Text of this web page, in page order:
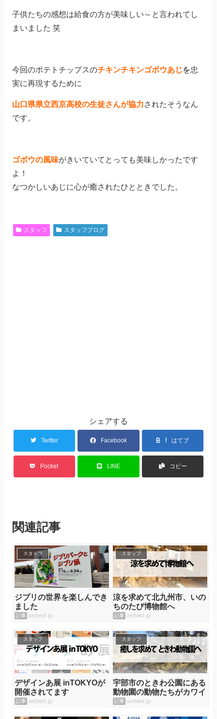
子供たちの感想は給食の方が美味しい～と言われてし
まいました 笑
今回のポテトチップスのチキンチキンゴボウあじを忠
実に再現するために
山 口県県立西京高校の生徒さんが協力されたそうなん
です。
ゴボウの風味がきいていてとっても美味しかったです
よ！
なつかしいあじに心が癒されたひとときでした。
スタッフ スタッフブログ
シェアする
Twitter Facebook はてブ
Pocket LINE コピー
関連記事
スタッフ
ジブリの世界を楽しんでき
ました
記事 archest.jp
スタッフ
涼を求めて北九州市、いの
ちのたび博物館へ
記事 archest.jp
スタッフ
デザインあ展 inTOKYOが
開催されてます
記事 archest.jp
スタッフ
宇部市のときわ公園にある
動物園の動物たちがカワイ
イ！！
記事 archest.jp